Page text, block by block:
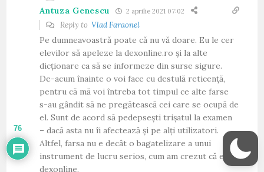
Antuza Genescu 2 aprilie 2021 07:02
Reply toVlad Faraonel
Pe dumneavoastră poate că nu vă doare. Eu le cer
elevilor să apeleze la dexonline.ro și la alte
dicționare ca să se informeze din surse sigure.
De-acum înainte o voi face cu destulă reticență,
pentru că mă voi întreba tot timpul ce alte farse
s-au gândit să ne pregătească cei care se ocupă de
el. Sunt de acord să pedepsești trișatul la examen
– dacă asta nu îi afectează și pe alți utilizatori.
Altfel, farsa nu e decât o bagatelizare a unui
instrument de lucru serios, cum am crezut că e și
dexonline.
76